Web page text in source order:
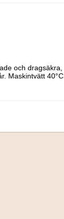
och dragsäkra,
Maskintvätt 40°C.